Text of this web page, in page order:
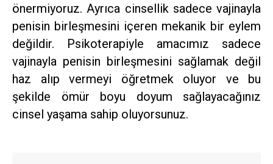
önermiyoruz. Ayrıca cinsellik sadece vajinayla
penisin birleşmesini içeren mekanik bir eylem
değildir. Psikoterapiyle amacımız sadece
vajinayla penisin birleşmesini sağlamak değil
haz alıp vermeyi öğretmek oluyor ve bu
şekilde ömür boyu doyum sağlayacağınız
cinsel yaşama sahip oluyorsunuz.